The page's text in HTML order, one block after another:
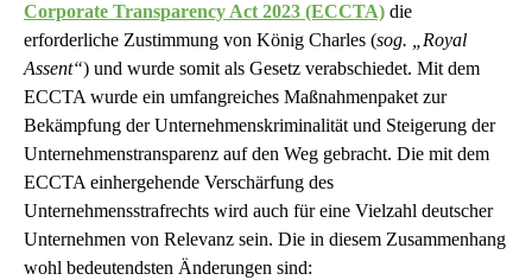
Corporate Transparency Act 2023 (ECCTA) die
erforderliche Zustimmung von König Charles (sog. „Royal
Assent“) und wurde somit als Gesetz verabschiedet. Mit dem
ECCTA wurde ein umfangreiches Maßnahmenpaket zur
Bekämpfung der Unternehmenskriminalität und Steigerung der
Unternehmenstransparenz auf den Weg gebracht. Die mit dem
ECCTA einhergehende Verschärfung des
Unternehmensstrafrechts wird auch für eine Vielzahl deutscher
Unternehmen von Relevanz sein. Die in diesem Zusammenhang
wohl bedeutendsten Änderungen sind: